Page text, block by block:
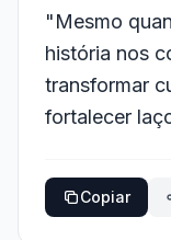
"Mesmo
história nos
transformar
fortalecer
Copiar